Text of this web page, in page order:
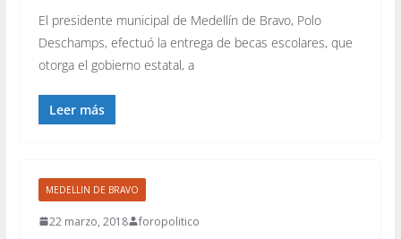
El presidente municipal de Medellín de Bravo, Polo
Deschamps, efectuó la entrega de becas escolares, que
otorga el gobierno estatal, a
Leer más
MEDELLIN DE BRAVO
22 marzo, 2018 foropolitico